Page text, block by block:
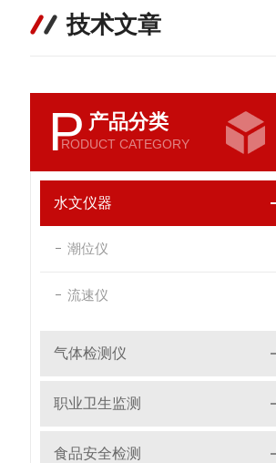
技术文章
P 产品分类
RODUCT CATEGORY
水文仪器
潮位仪
流速仪
气体检测仪
职业卫生监测
食品安全检测